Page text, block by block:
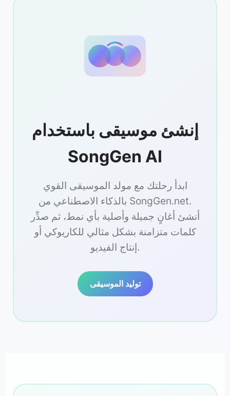
إنشئ موسيقى باستخدام
SongGen AI
ابدأ رحلتك مع مولد الموسيقى القوي
بالذكاء الاصطناعي من SongGen.net.
أنشئ أغانٍ جميلة وأصلية بأي نمط، ثم صدِّر
كلمات متزامنة بشكل مثالي للكاريوكي أو
إنتاج الفيديو.
توليد الموسيقى